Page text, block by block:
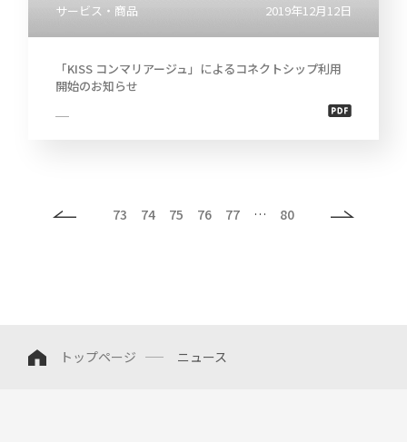
サービス・商品 2019年12月12日
「KISS コンマリアージュ」によるコネクトシップ利用
開始のお知らせ
73 74 75 76 77 … 80
トップページ ニュース